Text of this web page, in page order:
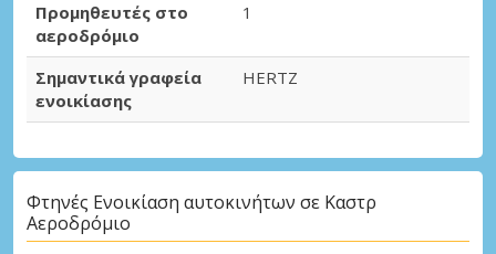
Προμηθευτές στο
αεροδρόμιο
1
Σημαντικά γραφεία
ενοικίασης
HERTZ
Φτηνές Ενοικίαση αυτοκινήτων σε Καστρ
Αεροδρόμιο